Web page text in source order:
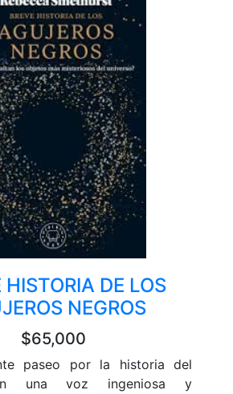
HISTORIA DE LOS
NEGROS
$65,000
paseo por la historia del
una voz ingeniosa y